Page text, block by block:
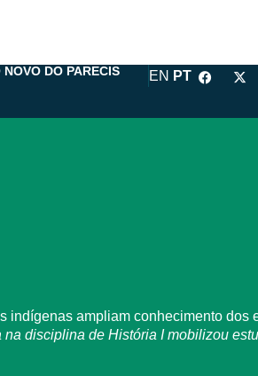
DO PARECIS EN PT
F
a
X
-
indígenas ampliam conhecimento
disciplina de História I mobilizou